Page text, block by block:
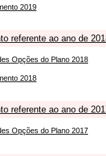
2019
referente ao ano de
Opções do Plano 2018
2018
referente ao ano de
Opções do Plano 2017